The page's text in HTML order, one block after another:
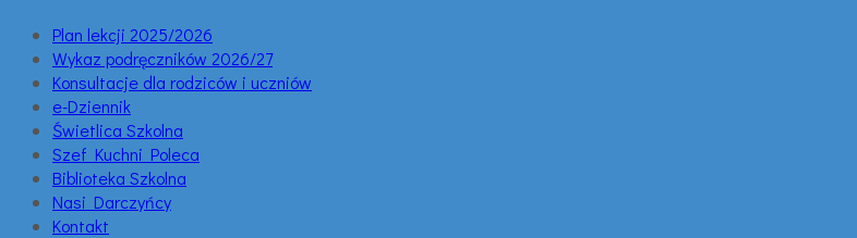
Plan lekcji 2025/2026
Wykaz podręczników 2026/27
Konsultacje dla rodziców i uczniów
e-Dziennik
Świetlica Szkolna
Szef Kuchni Poleca
Biblioteka Szkolna
Nasi Darczyńcy
Kontakt